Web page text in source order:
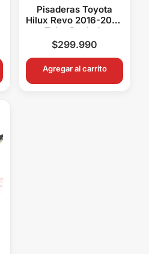
Pisaderas Toyota
Hilux Revo 2016-2026
Tubo Ovalado
Cromado OEM 4
Soportes KEKO
$299.990
Agregar al carrito